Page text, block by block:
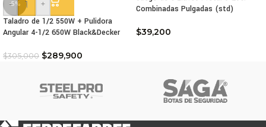
-5%
-
+
Taladro de 1/2 550W + Pulidora
Angular 4-1/2 650W Black&Decker
$305,000 $289,900
Combinadas Pulgadas (std)
$39,200